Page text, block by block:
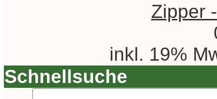
Zipper
inkl. 19%
Schnellsuche